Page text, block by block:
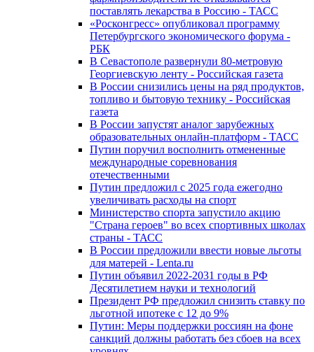
поставлять лекарства в Россию - ТАСС
«Росконгресс» опубликовал программу
Петербургского экономического форума -
РБК
В Севастополе развернули 80-метровую
Георгиевскую ленту - Российская газета
В России снизились цены на ряд продуктов,
топливо и бытовую технику - Российская
газета
В России запустят аналог зарубежных
образовательных онлайн-платформ - ТАСС
Путин поручил восполнить отмененные
международные соревнования
отечественными
Путин предложил с 2025 года ежегодно
увеличивать расходы на спорт
Министерство спорта запустило акцию
"Страна героев" во всех спортивных школах
страны - ТАСС
В России предложили ввести новые льготы
для матерей - Lenta.ru
Путин объявил 2022-2031 годы в РФ
Десятилетием науки и технологий
Президент РФ предложил снизить ставку по
льготной ипотеке с 12 до 9%
Путин: Меры поддержки россиян на фоне
санкций должны работать без сбоев на всех